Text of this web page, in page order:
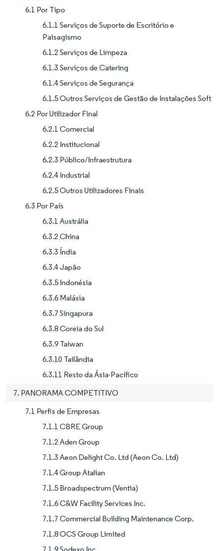
6.1 Por Tipo
6.1.1 Serviços de Suporte de Escritório e
Paisagismo
6.1.2 Serviços de Limpeza
6.1.3 Serviços de Catering
6.1.4 Serviços de Segurança
6.1.5 Outros Serviços de Gestão de Instalações Soft
6.2 Por Utilizador Final
6.2.1 Comercial
6.2.2 Institucional
6.2.3 Público/Infraestrutura
6.2.4 Industrial
6.2.5 Outros Utilizadores Finais
6.3 Por País
6.3.1 Austrália
6.3.2 China
6.3.3 Índia
6.3.4 Japão
6.3.5 Indonésia
6.3.6 Malásia
6.3.7 Singapura
6.3.8 Coreia do Sul
6.3.9 Taiwan
6.3.10 Tailândia
6.3.11 Resto da Ásia-Pacífico
7. PANORAMA COMPETITIVO
7.1 Perfis de Empresas
7.1.1 CBRE Group
7.1.2 Aden Group
7.1.3 Aeon Delight Co. Ltd (Aeon Co. Ltd)
7.1.4 Group Atalian
7.1.5 Broadspectrum (Ventia)
7.1.6 C&W Facility Services Inc.
7.1.7 Commercial Building Maintenance Corp.
7.1.8 OCS Group Limited